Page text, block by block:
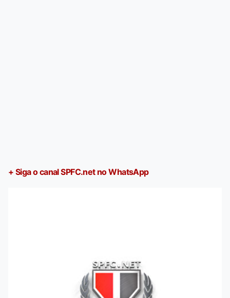
+ Siga o canal SPFC.net no WhatsApp